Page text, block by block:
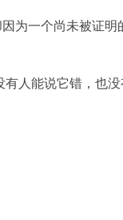
为一个尚未被证
人能说它错，也没